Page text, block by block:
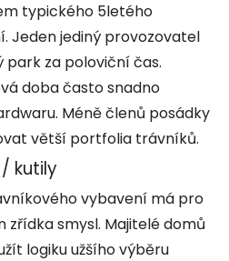
typického 5letého
Jeden jediný provozovatel
za poloviční čas.
doba často snadno
Méně členů posádky
větší portfolia trávníků.
kutily
vybavení má pro
zřídka smysl. Majitelé domů
logiku užšího výběru